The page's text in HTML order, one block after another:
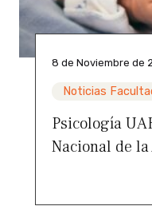
8 de Noviembre de
Noticias
Psicología
Nacional de